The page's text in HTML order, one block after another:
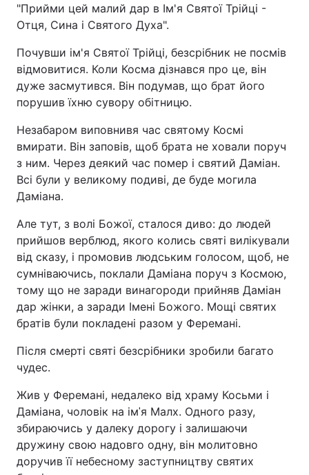
ПОСЛУГИ
Реклама на сайті Фотобанк
Моніторинг Пресцентр
"Прийми цей малий дар в Ім'я Святої Трійці -
Отця, Сина і Святого Духа".
Почувши ім'я Святої Трійці, безсрібник не посмів
відмовитися. Коли Косма дізнався про це, він
дуже засмутився. Він подумав, що брат його
порушив їхню сувору обітницю.
Незабаром виповнивя час святому Космі
вмирати. Він заповів, щоб брата не ховали поруч
з ним. Через деякий час помер і святий Даміан.
Всі були у великому подиві, де буде могила
Даміана.
Але тут, з волі Божої, сталося диво: до людей
прийшов верблюд, якого колись святі вилікували
від сказу, і промовив людським голосом, щоб, не
сумніваючись, поклали Даміана поруч з Космою,
тому що не заради винагороди прийняв Даміан
дар жінки, а заради Імені Божого. Мощі святих
братів були покладені разом у Феремані.
Після смерті святі безсрібники зробили багато
чудес.
Жив у Феремані, недалеко від храму Косьми і
Даміана, чоловік на імˈя Малх. Одного разу,
збираючись у далеку дорогу і залишаючи
дружину свою надовго одну, він молитовно
доручив її небесному заступництву святих